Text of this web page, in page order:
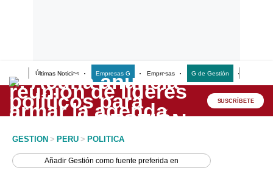
Últimas Noticias Empresas G Empresas G de Gestión
Lo último
Peru Quiosco SUSCRÍBETE
GESTION > PERU > POLITICA
AñadirGestión como fuente preferida en